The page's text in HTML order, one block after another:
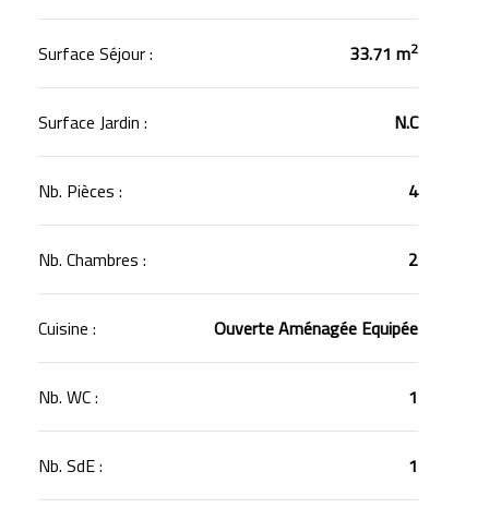
Surface Séjour : 33.71 m2
Surface Jardin : N.C
Nb. Pièces : 4
Nb. Chambres : 2
Cuisine : Ouverte Aménagée Equipée
Nb. WC : 1
Nb. SdE : 1